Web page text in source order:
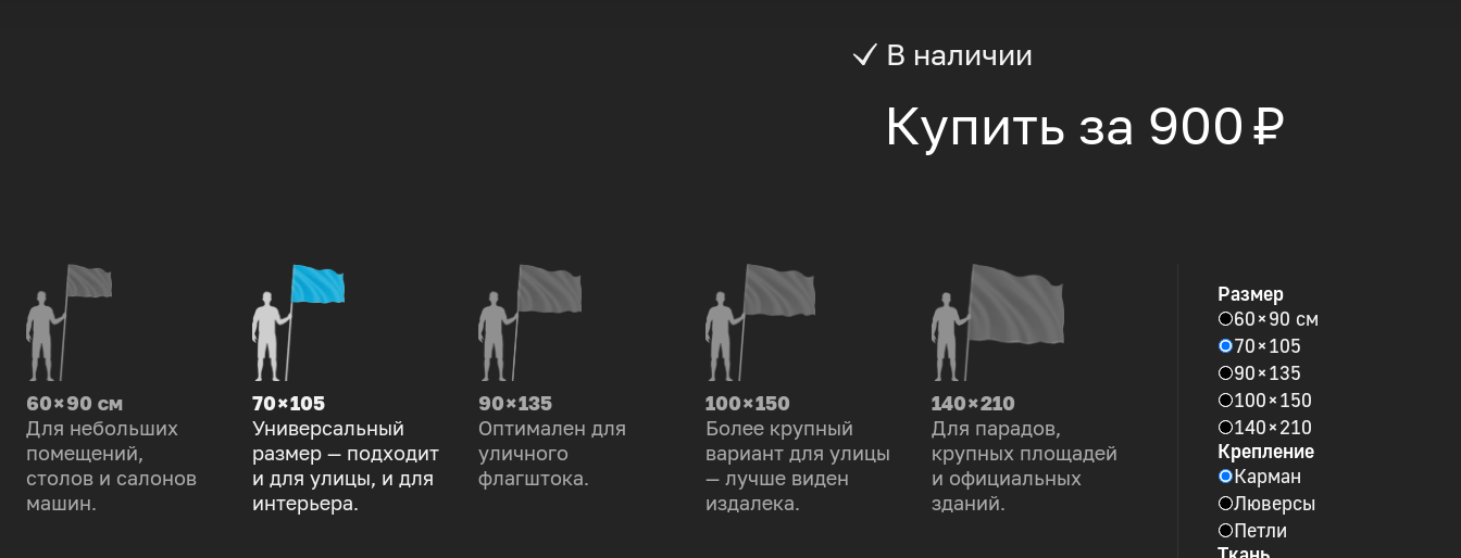
В наличии
Купить за 900 ₽
60 × 90 см
Для небольших
помещений,
столов и салонов
машин.
70 × 105
Универсальный
размер — подходит
и для улицы, и для
интерьера.
90 × 135
Оптимален для
уличного
флагштока.
100 × 150
Более крупный
вариант для улицы
— лучше виден
издалека.
140 × 210
Для парадов,
крупных площадей
и официальных
зданий.
Размер
60 × 90 см
70 × 105
90 × 135
100 × 150
140 × 210
Крепление
Карман
Люверсы
Петли